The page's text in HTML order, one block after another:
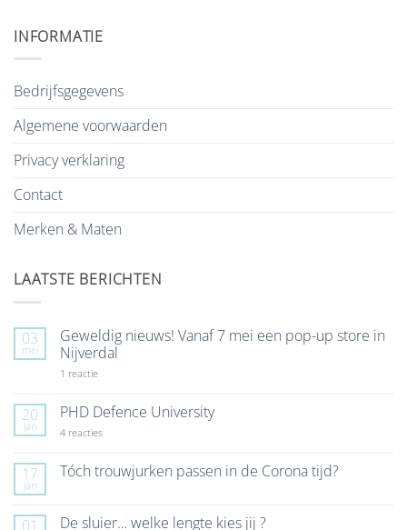
INFORMATIE
Bedrijfsgegevens
Algemene voorwaarden
Privacy verklaring
Contact
Merken & Maten
LAATSTE BERICHTEN
03
mei
Geweldig nieuws! Vanaf 7 mei een pop-up store in
Nijverdal
1 reactieop
Vanaf
7
mei
up
store
20
jan
PHD Defence University
4 reactiesop
University
17
jan
Tóch trouwjurken passen in de Corona tijd?
Tóch
01 De sluier… welke lengte kies jij ?